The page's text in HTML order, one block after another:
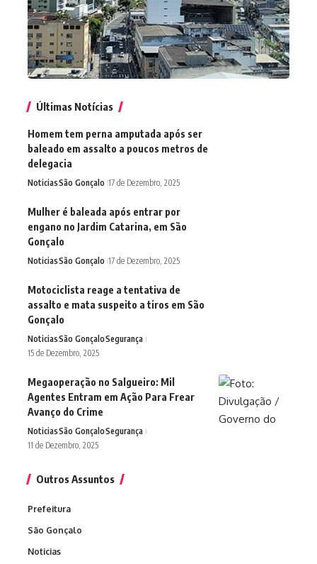
Últimas Notícias
Homem tem perna amputada após ser
baleado em assalto a poucos metros de
delegacia
NoticiasSão Gonçalo 17 de Dezembro, 2025
Mulher é baleada após entrar por
engano no Jardim Catarina, em São
Gonçalo
NoticiasSão Gonçalo 17 de Dezembro, 2025
Motociclista reage a tentativa de
assalto e mata suspeito a tiros em São
Gonçalo
NoticiasSão GonçaloSegurança
15 de Dezembro, 2025
Megaoperação no Salgueiro: Mil
Agentes Entram em Ação Para Frear
Avanço do Crime
NoticiasSão GonçaloSegurança
11 de Dezembro, 2025
Outros Assuntos
Prefeitura
São Gonçalo
Noticias